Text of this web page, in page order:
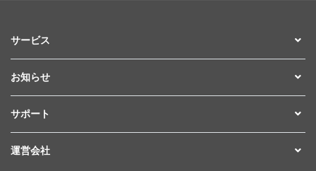
サービス
お知らせ
サポート
運営会社